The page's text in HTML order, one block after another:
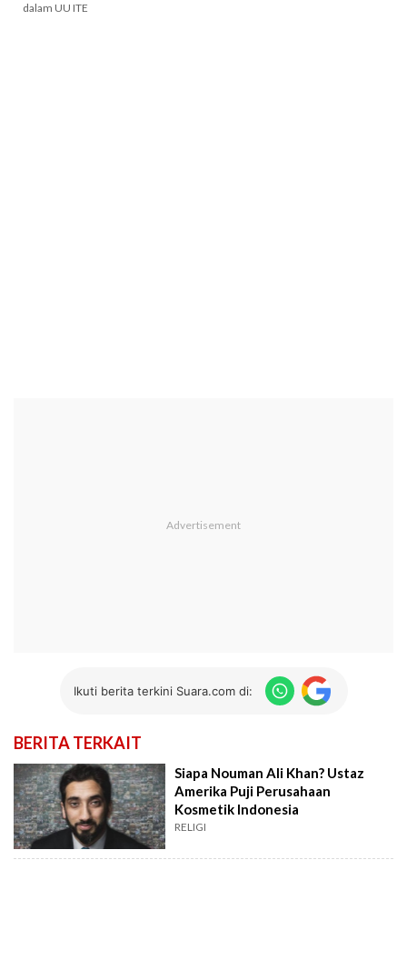
dalam UU ITE
Ikuti berita terkini Suara.com di:
BERITA TERKAIT
Siapa Nouman Ali Khan? Ustaz
Amerika Puji Perusahaan
Kosmetik Indonesia
RELIGI